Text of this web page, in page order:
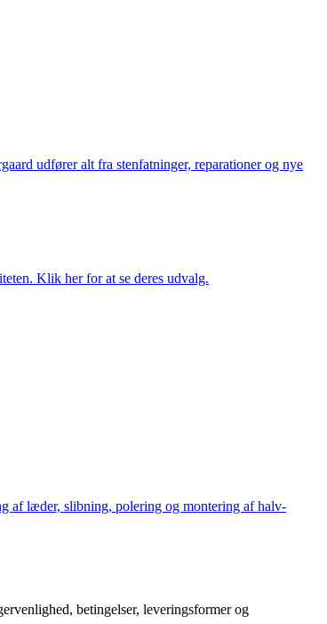
udfører alt fra stenfatninger, reparationer og nye
Klik her for at se deres udvalg.
af læder, slibning, polering og montering af halv-
betingelser, leveringsformer og